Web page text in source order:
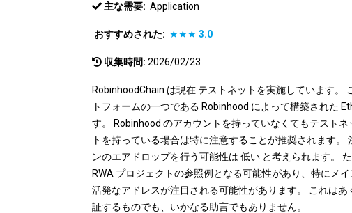
主な需要: Application
おすすめされた: ★★★ 3.0
収集時間: 2026/02/23
RobinhoodChain は現在 テストネットを実施しています。
トフォームの一つである Robinhood によって構築された
す。 Robinhood のアカウントを持っていなくてもテスト
トを持っている場合は特に注意することが推奨されます。
ンのエアドロップを行う可能性は 低い と考えられます。
RWA プロジェクトの参照例となる可能性があり、特にメ
活発なアドレスが注目される可能性があります。 これは
証するものでも、いかなる助言でもありません。